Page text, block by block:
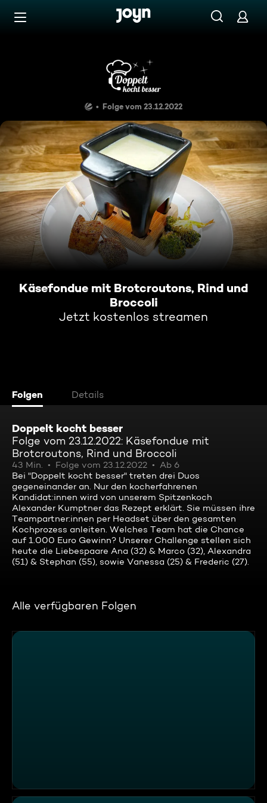
Zum Inhalt springen
Käsefondue mit
Folge vom 23.12.2022
Käsefondue mit Brotcroutons, Rind und
Broccoli
Jetzt kostenlos streamen
Folgen Details
Doppelt kocht besser
Folge vom 23.12.2022: Käsefondue mit
Brotcroutons, Rind und Broccoli
43 Min. Folge vom 23.12.2022
Ab 6
Bei "Doppelt kocht besser" treten drei Duos
gegeneinander an. Nur den kocherfahrenen
Kandidat:innen wird von unserem Spitzenkoch
Alexander Kumptner das Rezept erklärt. Sie müssen ihre
Teampartner:innen per Headset über den gesamten
Kochprozess anleiten. Welches Team hat die Chance
auf 1.000 Euro Gewinn? Unserer Challenge stellen sich
heute die Liebespaare Ana (32) & Marco (32), Alexandra
(51) & Stephan (55), sowie Vanessa (25) & Frederic (27).
Alle verfügbaren Folgen
Käsefondue mit Brotcroutons, Rind und Broccoli